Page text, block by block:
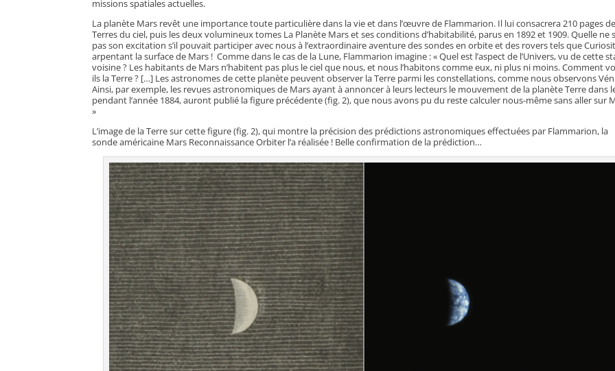
missions spatiales actuelles.
La planète Mars revêt une importance toute particulière dans la vie et dans l’œuvre de Flammarion. Il lui consacrera 210 pages
Terres du ciel, puis les deux volumineux tomes La Planète Mars et ses conditions d’habitabilité, parus en 1892 et 1909. Quelle ne
pas son excitation s’il pouvait participer avec nous à l’extraordinaire aventure des sondes en orbite et des rovers tels que
arpentant la surface de Mars ! Comme dans le cas de la Lune, Flammarion imagine : « Quel est l’aspect de l’Univers, vu de cette
voisine ? Les habitants de Mars n’habitent pas plus le ciel que nous, et nous l’habitons comme eux, ni plus ni moins. Comment
ils la Terre ? […] Les astronomes de cette planète peuvent observer la Terre parmi les constellations, comme nous observons
Ainsi, par exemple, les revues astronomiques de Mars ayant à annoncer à leurs lecteurs le mouvement de la planète Terre dans
pendant l’année 1884, auront publié la figure précédente (fig. 2), que nous avons pu du reste calculer nous-même sans aller sur
»
L’image de la Terre sur cette figure (fig. 2), qui montre la précision des prédictions astronomiques effectuées par Flammarion, la
sonde américaine Mars Reconnaissance Orbiter l’a réalisée ! Belle confirmation de la prédiction…